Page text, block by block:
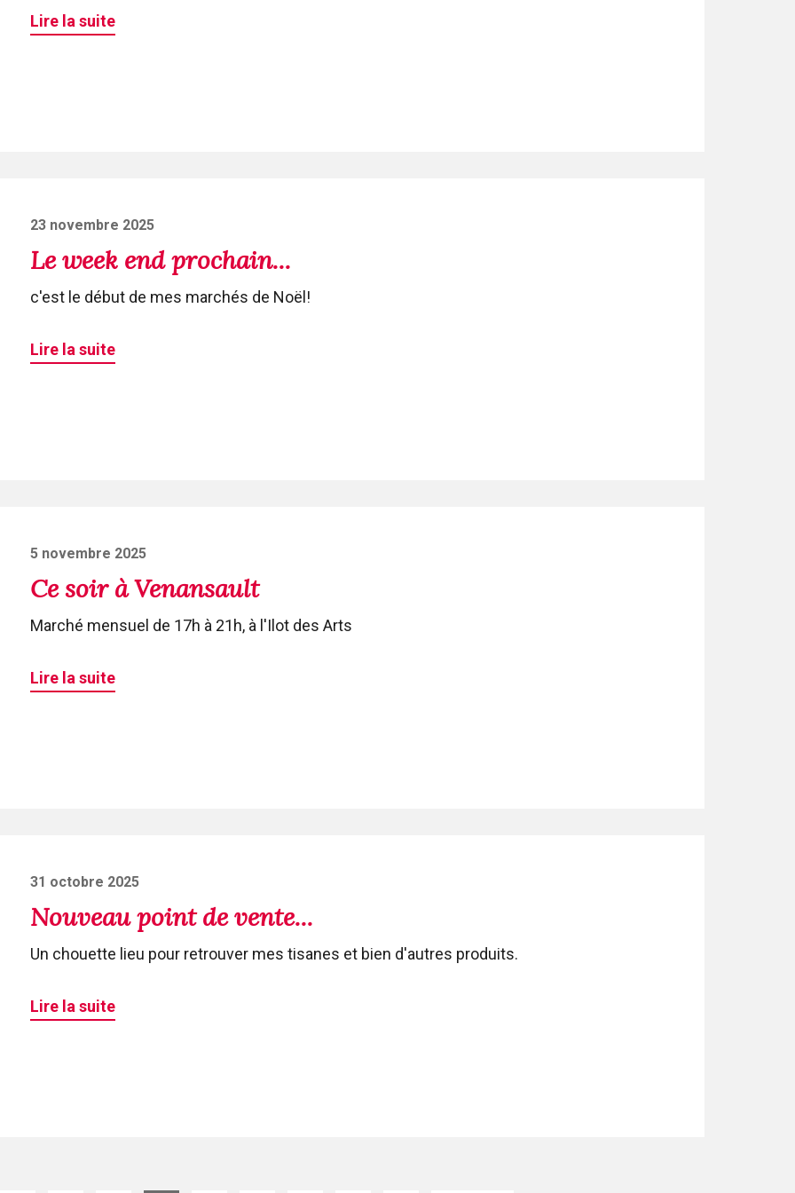
Lire la suite
Posted
on
23 novembre 2025
Le week end prochain...
c'est le début de mes marchés de Noël!
Lire la suite
Posted
on
5 novembre 2025
Ce soir à Venansault
Marché mensuel de 17h à 21h, à l'Ilot des Arts
Lire la suite
Posted
on
31 octobre 2025
Nouveau point de vente...
Un chouette lieu pour retrouver mes tisanes et bien d'autres produits.
Lire la suite